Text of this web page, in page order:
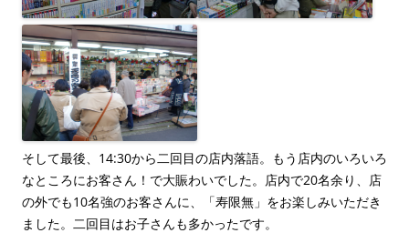
そして最後、14:30から二回目の店内落語。もう店内のいろいろ
なところにお客さん！で大賑わいでした。店内で20名余り、店
の外でも10名強のお客さんに、「寿限無」をお楽しみいただき
ました。二回目はお子さんも多かったです。